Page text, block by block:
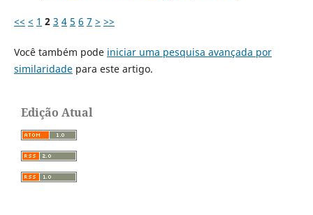
<< < 1 2 3 4 5 6 7 > >>
Você também pode iniciar uma pesquisa avançada por
similaridadepara este artigo.
Edição Atual